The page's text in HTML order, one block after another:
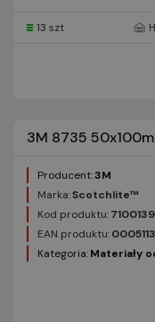
13 szt
3M 8735
Producent:3M
Marka:Scotchlite™
Kod produktu:
EAN produktu:
Kategoria:Materiały